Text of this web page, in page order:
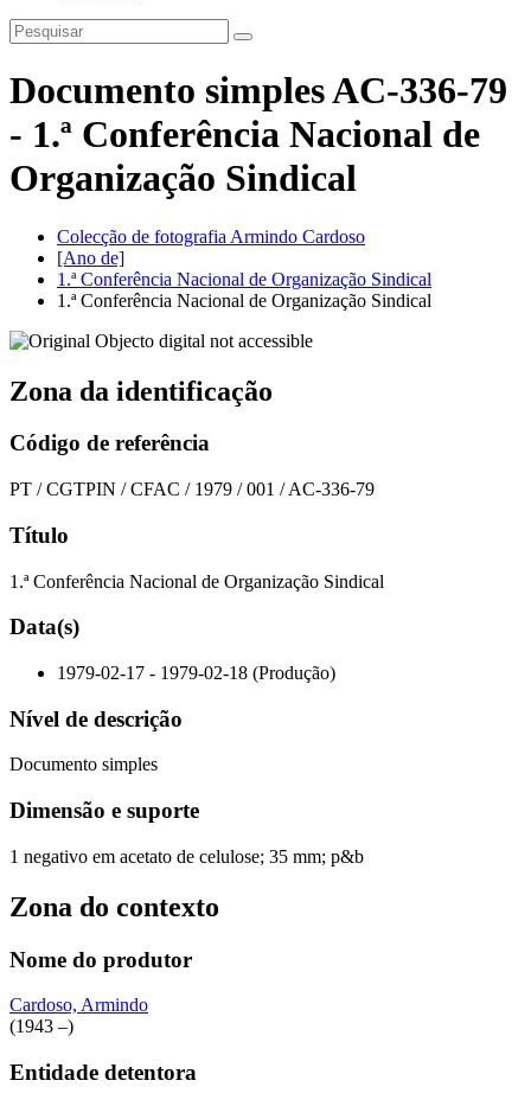
Documento simples AC-336-79
- 1.ª Conferência Nacional de
Organização Sindical
Colecção de fotografia Armindo Cardoso
[Ano de]
1.ª Conferência Nacional de Organização Sindical
1.ª Conferência Nacional de Organização Sindical
Zona da identificação
Código de referência
PT / CGTPIN / CFAC / 1979 / 001 / AC-336-79
Título
1.ª Conferência Nacional de Organização Sindical
Data(s)
1979-02-17 - 1979-02-18 (Produção)
Nível de descrição
Documento simples
Dimensão e suporte
1 negativo em acetato de celulose; 35 mm; p&b
Zona do contexto
Nome do produtor
Cardoso, Armindo
(1943 –)
Entidade detentora